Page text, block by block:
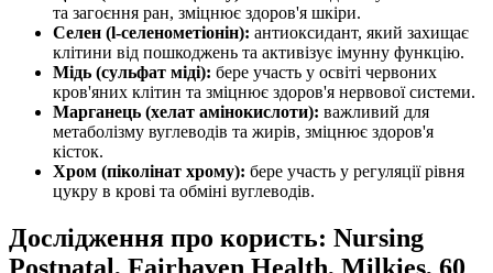
та загоєння ран, зміцнює здоров'я шкіри.
Селен (l-селенометіонін): антиоксидант, який захищає
клітини від пошкоджень та активізує імунну функцію.
Мідь (сульфат міді): бере участь у освіті червоних
кров'яних клітин та зміцнює здоров'я нервової системи.
Марганець (хелат амінокислоти): важливий для
метаболізму вуглеводів та жирів, зміцнює здоров'я
кісток.
Хром (піколінат хрому): бере участь у регуляції рівня
цукру в крові та обміні вуглеводів.
Дослідження про користь: Nursing